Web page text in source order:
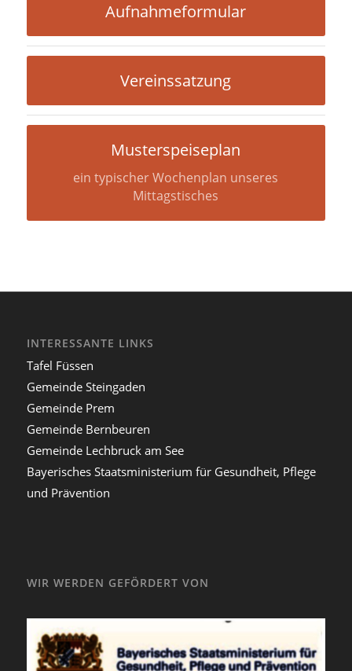
Aufnahmeformular
Vereinssatzung
Musterspeiseplan
ein typischer Wochenplan unseres
Mittagstisches
INTERESSANTE LINKS
Tafel Füssen
Gemeinde Steingaden
Gemeinde Prem
Gemeinde Bernbeuren
Gemeinde Lechbruck am See
Bayerisches Staatsministerium für Gesundheit, Pflege
und Prävention
WIR WERDEN GEFÖRDERT VON